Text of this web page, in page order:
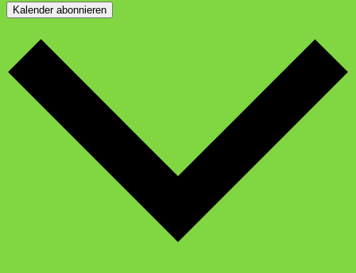
Kalender abonnieren